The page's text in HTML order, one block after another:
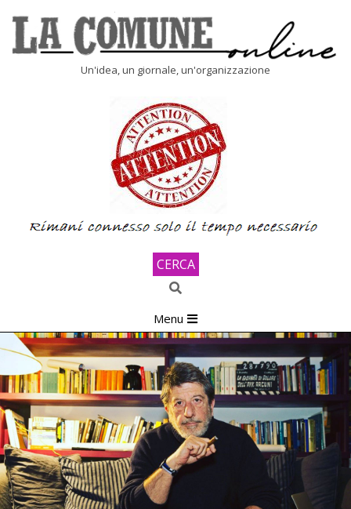
content
Un'idea, un giornale, un'organizzazione
CERCA
Search
Navigation
Menu
Menu